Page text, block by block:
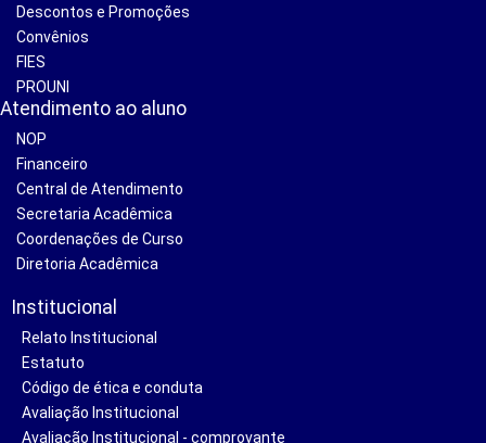
Descontos e Promoções
Convênios
FIES
PROUNI
Atendimento ao aluno
NOP
Financeiro
Central de Atendimento
Secretaria Acadêmica
Coordenações de Curso
Diretoria Acadêmica
Institucional
Relato Institucional
Estatuto
Código de ética e conduta
Avaliação Institucional
Avaliação Institucional - comprovante